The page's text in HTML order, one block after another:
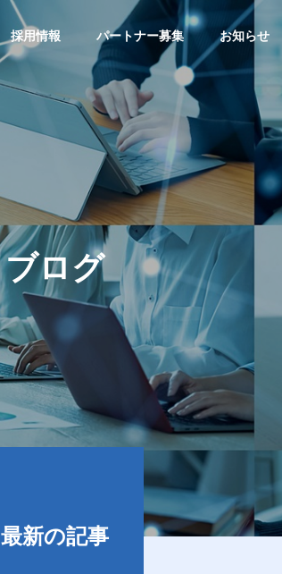
採用情報 パートナー募集 お知らせ
OUTLINE
会社概要
VISION
ITサービス
ブログ
【あきらめる前に確認】「ご
み箱を空にしたら大事なファ
イルが！」復元できる？
ブログ
最新の記事